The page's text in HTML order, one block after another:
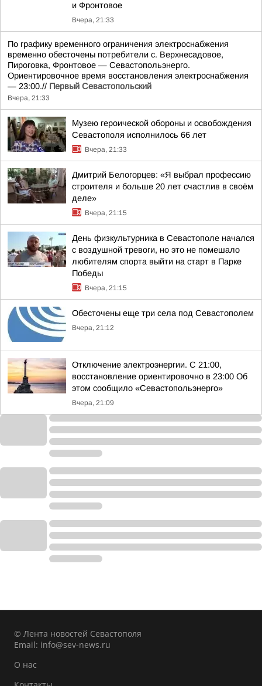
и Фронтовое
Вчера, 21:33
По графику временного ограничения электроснабжения
временно обесточены потребители с. Верхнесадовое,
Пироговка, Фронтовое — Севастопольэнерго.
Ориентировочное время восстановления электроснабжения
— 23:00.// Первый Севастопольский
Вчера, 21:33
Музею героической обороны и освобождения
Севастополя исполнилось 66 лет
Вчера, 21:33
Дмитрий Белогорцев: «Я выбрал профессию
строителя и больше 20 лет счастлив в своём
деле»
Вчера, 21:15
День физкультурника в Севастополе начался
с воздушной тревоги, но это не помешало
любителям спорта выйти на старт в Парке
Победы
Вчера, 21:15
Обесточены еще три села под Севастополем
Вчера, 21:12
Отключение электроэнергии. С 21:00,
восстановление ориентировочно в 23:00 Об
этом сообщило «Севастопольэнерго»
Вчера, 21:09
© Лента новостей Севастополя
Email: info@sev-news.ru
О нас